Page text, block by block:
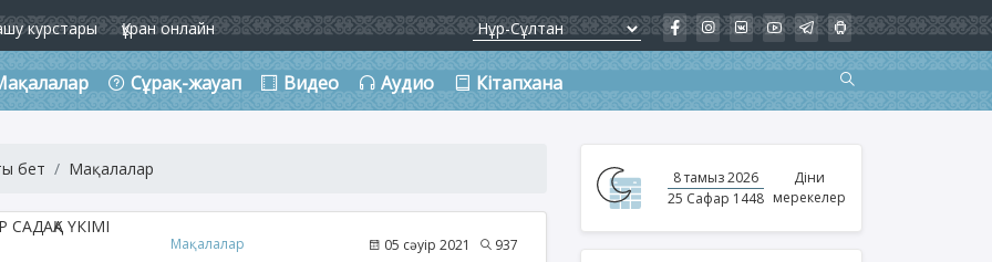
курстары Құран онлайн
Сұрақ-жауап Видео Аудио Кітапхана
бет Мақалалар
Мақалалар 05 сәуір 2021 937
8 тамыз 2026
25 Сафар 1448
Діни
мерекелер